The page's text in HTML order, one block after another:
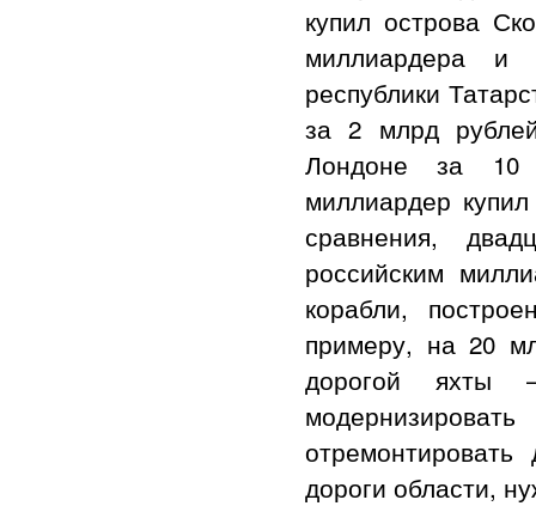
купил острова
миллиардера и
республики
за 2 млрд
Лондоне за 10
миллиардер
сравнения,
российским
корабли,
примеру, на 20
дорогой яхты
дороги области,